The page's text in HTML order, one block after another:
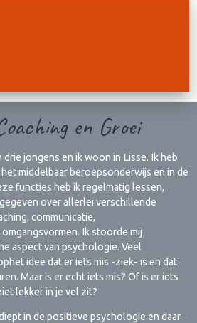
en Groei
drie jongens en ik woon in Lisse. Ik heb
middelbaar beroepsonderwijs en in de
functies heb ik regelmatig lessen,
over allerlei verschillende
communicatie,
Ik stoorde mij
aspect van psychologie. Veel
idee dat er iets mis -ziek- is en dat
Maar is er echt iets mis? Of is er iets
lekker in je vel zit?
in de positieve psychologie en daar